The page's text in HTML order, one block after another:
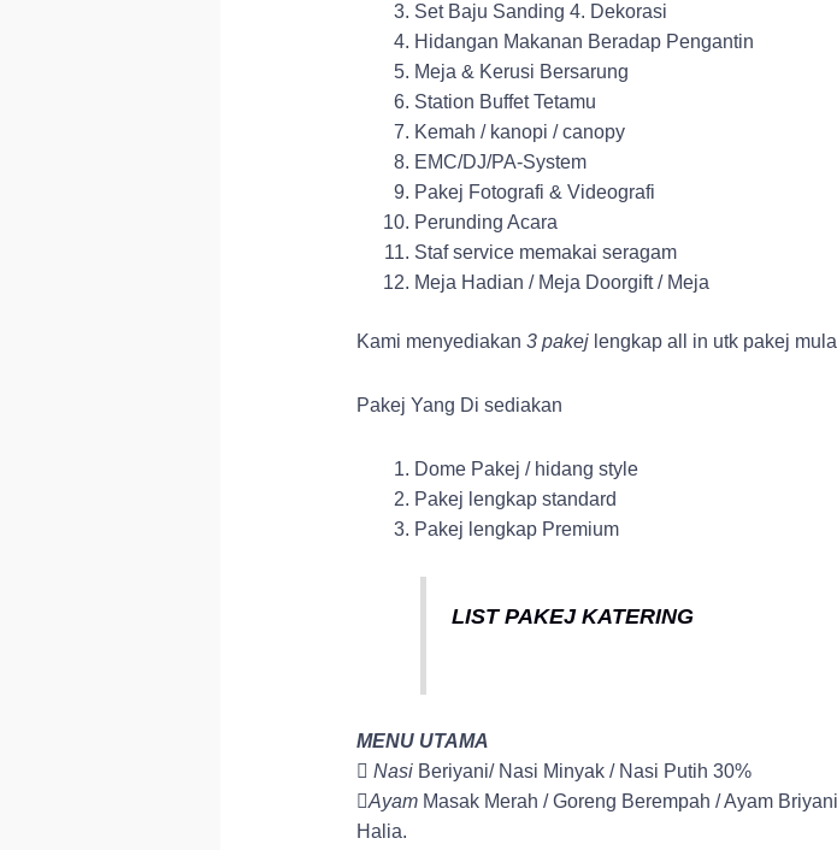
Set Baju Sanding 4. Dekorasi
Hidangan Makanan Beradap Pengantin
Meja & Kerusi Bersarung
Station Buffet Tetamu
Kemah / kanopi / canopy
EMC/DJ/PA-System
Pakej Fotografi & Videografi
Perunding Acara
Staf service memakai seragam
Meja Hadian / Meja Doorgift / Meja
Kami menyediakan3 pakej lengkap all in utk pakej
Pakej Yang Di sediakan
Dome Pakej / hidang style
Pakej lengkap standard
Pakej lengkap Premium
LIST PAKEJ KATERING
MENU UTAMA
Nasi Beriyani/ Nasi Minyak / Nasi Putih 30%
Ayam Masak Merah / Goreng Berempah / Ayam
Halia.